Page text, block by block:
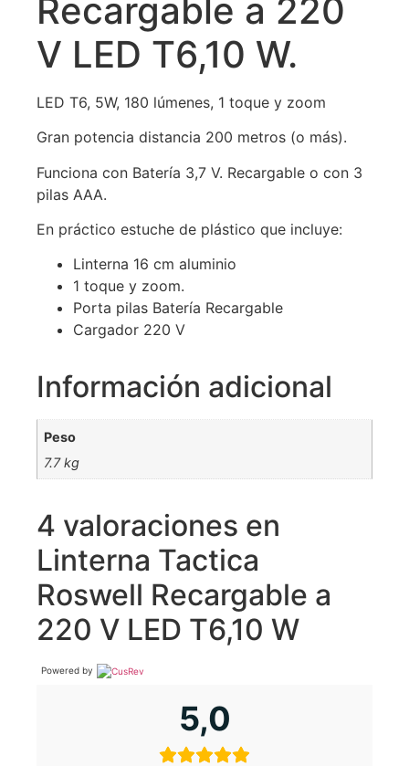
Recargable a 220
V LED T6,10 W.
LED T6, 5W, 180 lúmenes, 1 toque y zoom
Gran potencia distancia 200 metros (o más).
Funciona con Batería 3,7 V. Recargable o con 3
pilas AAA.
En práctico estuche de plástico que incluye:
Linterna 16 cm aluminio
1 toque y zoom.
Porta pilas Batería Recargable
Cargador 220 V
Información adicional
Peso
7.7 kg
4 valoraciones en
Linterna Tactica
Roswell Recargable a
220 V LED T6,10 W
Powered by
5,0